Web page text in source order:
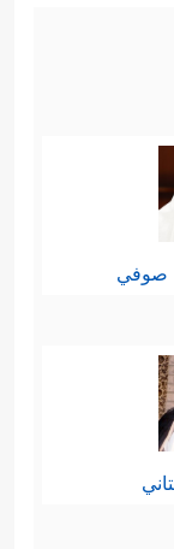
تبارك
إِذۡ رَمَیۡتَ
في
الغيب
ظلاله في
وأسبابه
صوفي